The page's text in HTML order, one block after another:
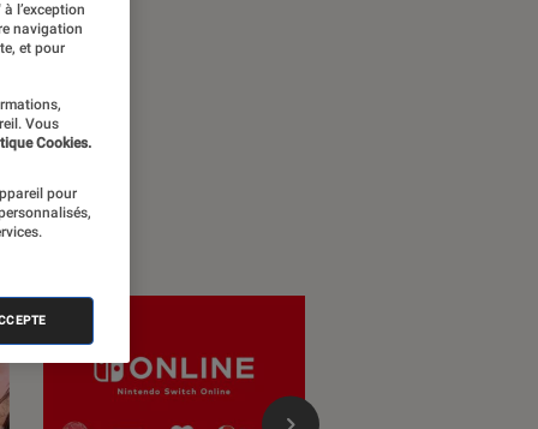
l’exception
navigation
et pour
Vous
Cookies.
pour